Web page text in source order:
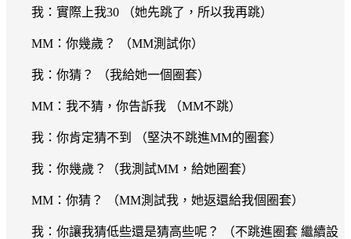
我：實際上我30 （她先跳了，所以我再跳）
MM：你幾歲？ （MM測試你）
我：你猜？ （我給她一個圈套）
MM：我不猜，你告訴我 （MM不跳）
我：你肯定猜不到 （堅決不跳進MM的圈套）
我：你幾歲？（我測試MM，給她圈套）
MM：你猜？ （MM測試我，她返還給我個圈套）
我：你讓我猜低些還是猜高些呢？ （不跳進圈套 繼續設